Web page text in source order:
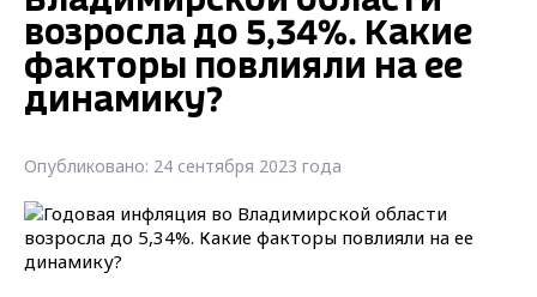
возросла до 5,34%. Какие
факторы повлияли на ее
динамику?
Опубликовано: 24 сентября 2023 года